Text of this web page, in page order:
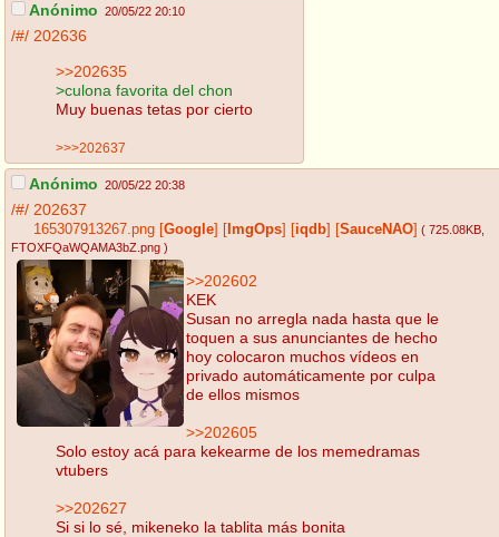
Anónimo 20/05/22 20:10
/#/ 202636
>>202635
>culona favorita del chon
Muy buenas tetas por cierto
>>>202637
Anónimo 20/05/22 20:38
/#/ 202637
165307913267.png Google ImgOps iqdb SauceNAO ( 725.08KB
FTOXFQaWQAMA3bZ.png )
>>202602
KEK
Susan no arregla nada hasta que le
toquen a sus anunciantes de hecho
hoy colocaron muchos vídeos en
privado automáticamente por culpa
de ellos mismos
>>202605
Solo estoy acá para kekearme de los memedramas
vtubers
>>202627
Si si lo sé, mikeneko la tablita más bonita